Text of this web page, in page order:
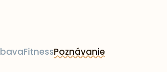
FitnessPoznávanie